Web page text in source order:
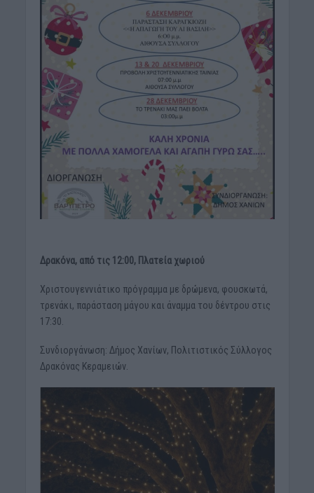
Δρακόνα, από τις 12:00, Πλατεία χωριού
Χριστουγεννιάτικο πρόγραμμα με δρώμενα, φουσκωτά,
τρενάκι, παράσταση μάγου και άναμμα του δέντρου στις
17:30.
Συνδιοργάνωση: Δήμος Χανίων, Πολιτιστικός Σύλλογος
Δρακόνας Κεραμειών.